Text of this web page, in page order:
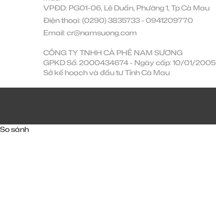
VPĐD: PG01-06, Lê Duẩn, Phường 1, Tp Cà Mau
Điện thoại: (0290) 3835733- 0941209770
Email: cr@namsuong.com
CÔNG TY TNHH CÀ PHÊ NAM SƯƠNG
GPKD Số: 2000434674 - Ngày cấp: 10/01/2005
Sở kế hoạch và đầu tư Tỉnh Cà Mau
So sánh